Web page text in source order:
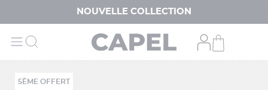
NOUVELLE COLLECTION
5ÈME OFFERT